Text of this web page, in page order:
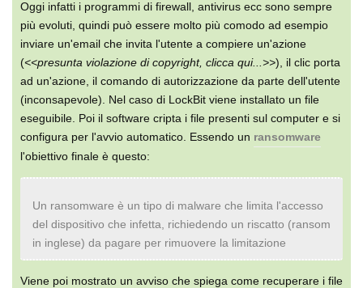
Oggi infatti i programmi di firewall, antivirus ecc sono sempre
più evoluti, quindi può essere molto più comodo ad esempio
inviare un'email che invita l'utente a compiere un'azione
(<<presunta violazione di copyright, clicca qui...>>), il clic porta
ad un'azione, il comando di autorizzazione da parte dell'utente
(inconsapevole). Nel caso di LockBit viene installato un file
eseguibile. Poi il software cripta i file presenti sul computer e si
configura per l'avvio automatico. Essendo un ransomware
l'obiettivo finale è questo:
Un ransomware è un tipo di malware che limita l'accesso
del dispositivo che infetta, richiedendo un riscatto (ransom
in inglese) da pagare per rimuovere la limitazione
Viene poi mostrato un avviso che spiega come recuperare i file